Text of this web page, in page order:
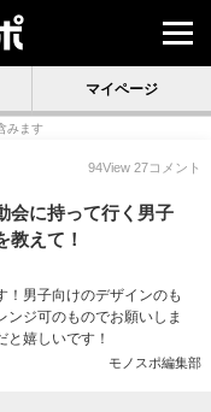
マイページ
みます
94View 27コメント
会に持って行く男子
教えて！
！男子向けのデザインのも
ジ可のものでお願いしま
嬉しいです！
モノスポ編集部